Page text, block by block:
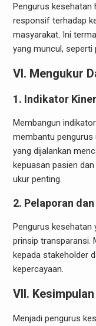
Pengurus kesehatan
responsif terhadap
masyarakat. Ini
yang muncul, seperti
VI. Mengukur
1. Indikator
Membangun
membantu
yang dijalankan
kepuasan pasien
ukur penting.
2. Pelaporan
Pengurus kesehatan
prinsip transparansi.
kepada stakeholder
kepercayaan.
VII. Kesimpulan
Menjadi pengurus